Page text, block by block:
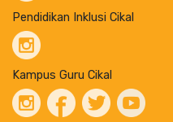
Pendidikan Inklusi Cikal
Kampus Guru Cikal